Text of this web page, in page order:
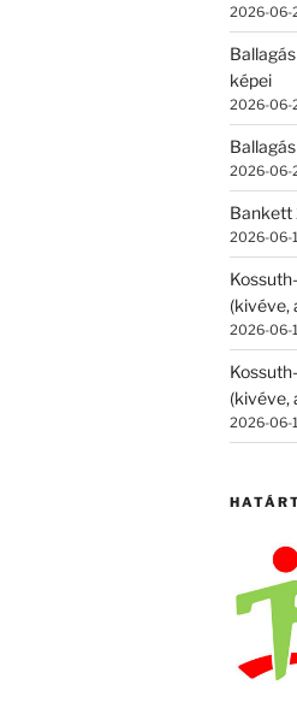
2026-06-
képei
2026-06-
2026-06-
Bankett
2026-06-
(kivéve,
2026-06-
(kivéve,
2026-06-